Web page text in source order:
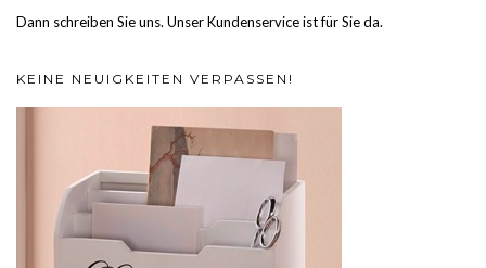
Dann schreiben Sie uns. Unser Kundenservice ist für Sie da.
KEINE NEUIGKEITEN VERPASSEN!